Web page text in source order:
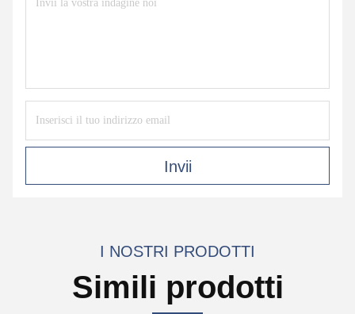
Invii
I NOSTRI PRODOTTI
Simili prodotti